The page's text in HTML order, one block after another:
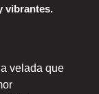
vibrantes.
velada que